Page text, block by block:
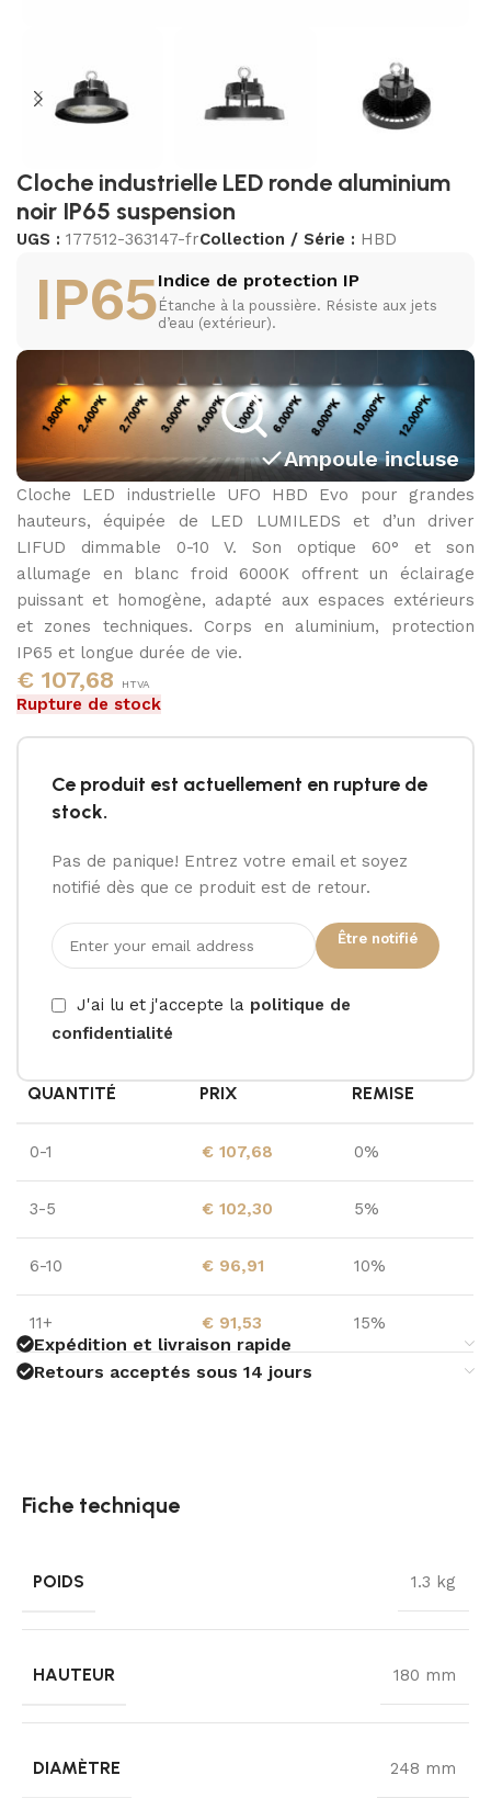
Cloche industrielle LED ronde aluminium
noir IP65 suspension
UGS : 177512-363147-frCollection / Série : HBD
IP65Indice de protection IP
Étanche à la poussière. Résiste aux jets
d’eau (extérieur).
4000K
Ampoule incluse
Cloche LED industrielle UFO HBD Evo pour grandes
hauteurs, équipée de LED LUMILEDS et d’un driver
LIFUD dimmable 0-10 V. Son optique 60° et son
allumage en blanc froid 6000K offrent un éclairage
puissant et homogène, adapté aux espaces extérieurs
et zones techniques. Corps en aluminium, protection
IP65 et longue durée de vie.
€ 107,68 HTVA
Rupture de stock
Ce produit est actuellement en rupture de
stock.
Pas de panique! Entrez votre email et soyez
notifié dès que ce produit est de retour.
Être notifié
J'ai lu et j'accepte la politique de
confidentialité
QUANTITÉ PRIX REMISE
0-1 € 107,68 0%
3-5 € 102,30 5%
6-10 € 96,91 10%
11+ € 91,53 15%
Expédition et livraison rapide
Retours acceptés sous 14 jours
Fiche technique
POIDS 1.3 kg
HAUTEUR 180 mm
DIAMÈTRE 248 mm